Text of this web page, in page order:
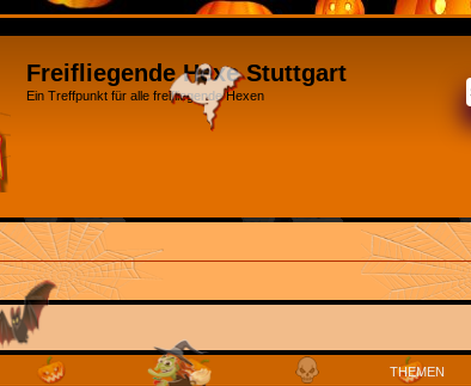
Freifliegende Hexe Stuttgart
Ein Treffpunkt für alle freifliegende Hexen
THEMEN